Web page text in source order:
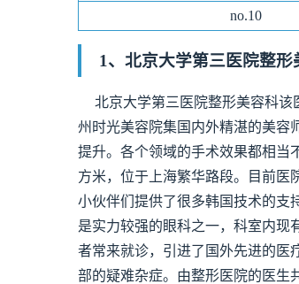
no.10
1、北京大学第三医院整形
北京大学第三医院整形美容科
州时光美容院集国内外精湛的美容
提升。各个领域的手术效果都相当
方米，位于上海繁华路段。目前医
小伙伴们提供了很多韩国技术的支
是实力较强的眼科之一，科室内现
者常来就诊，引进了国外先进的医
部的疑难杂症。由整形医院的医生